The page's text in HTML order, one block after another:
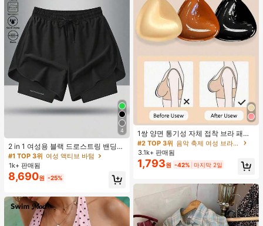
4
2 in 1 여성용 블랙 드로스트링 밴딩
허리 곡선 밑단 캐주얼 러닝 트레이닝
운동 반바지
높은 재방문 고객
#1 TOP 3위 여성 액티브 바텀
높은 재방문 고객
#1 TOP 3위 여성 액티브 바텀
높은 재방문 고객
#1 TOP 3위 여성 액티브 바텀
1k+ 판매됨
8,690원 -25%
1쌍 양면 통기성 자체 접착 브라 패드,
두꺼워진 삼각형 푸쉬업 디자인, 재사
용 가능, 보이지 않는 비키니 브라 삽
입물, 수영에 적합
#2 TOP 3위
음악 축제 여성 브라 액세서리
거의 매진!
#2 TOP 3위
음악 축제 여성 브라 액세서리
거의 매진!
#2 TOP 3위
음악 축제 여성 브라 액세서리
거의 매진!
#2 TOP 3위
3.1k+ 판매됨
1,793원 -42% 마지막 2일